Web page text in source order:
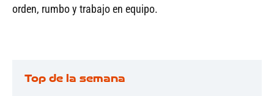
orden, rumbo y trabajo en equipo.
Top de la semana